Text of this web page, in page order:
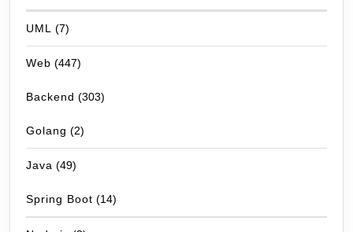
UML (7)
Web (447)
Backend (303)
Golang (2)
Java (49)
Spring Boot (14)